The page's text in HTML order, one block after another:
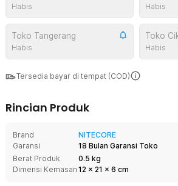
Habis Habis
Toko Tangerang
Habis
Toko
Habis
Tersedia bayar di tempat (COD)
Rincian Produk
Brand
NITECORE
Garansi
18 Bulan Garansi Toko
Berat Produk
0.5 kg
Dimensi Kemasan 12 x 21 x 6 cm